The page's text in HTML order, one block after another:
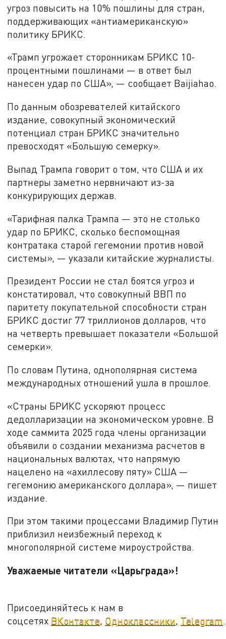
угроз повысить на 10% пошлины для стран,
поддерживающих «антиамериканскую»
политику БРИКС.
«Трамп угрожает сторонникам БРИКС 10-
процентными пошлинами — в ответ был
нанесен удар по США», — сообщает Baijiahao.
По данным обозревателей китайского
издание, совокупный экономический
потенциал стран БРИКС значительно
превосходят «Большую семерку».
Выпад Трампа говорит о том, что США и их
партнеры заметно нервничают из-за
конкурирующих держав.
«Тарифная палка Трампа — это не столько
удар по БРИКС, сколько беспомощная
контратака старой гегемонии против новой
системы», — указали китайские журналисты.
Президент России не стал боятся угроз и
констатировал, что совокупный ВВП по
паритету покупательной способности стран
БРИКС достиг 77 триллионов долларов, что
на четверть превышает показатели «Большой
семерки».
По словам Путина, однополярная система
международных отношений ушла в прошлое.
«Страны БРИКС ускоряют процесс
дедолларизации на экономическом уровне. В
ходе саммита 2025 года члены организации
объявили о создании механизма расчетов в
национальных валютах, что напрямую
нацелено на «ахиллесову пяту» США —
гегемонию американского доллара», — пишет
издание.
При этом такими процессами Владимир Путин
приблизил неизбежный переход к
многополярной системе мироустройства.
Уважаемые читатели «Царьграда»!
Присоединяйтесь к нам в
соцсетях ВКонтакте, Одноклассники, Telegram.